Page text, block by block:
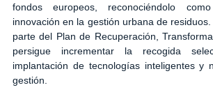
fondos europeos, reconociéndolo
innovación en la gestión urbana de
parte del Plan de Recuperación,
persigue incrementar la recogida
implantación de tecnologías inteligentes y
gestión.